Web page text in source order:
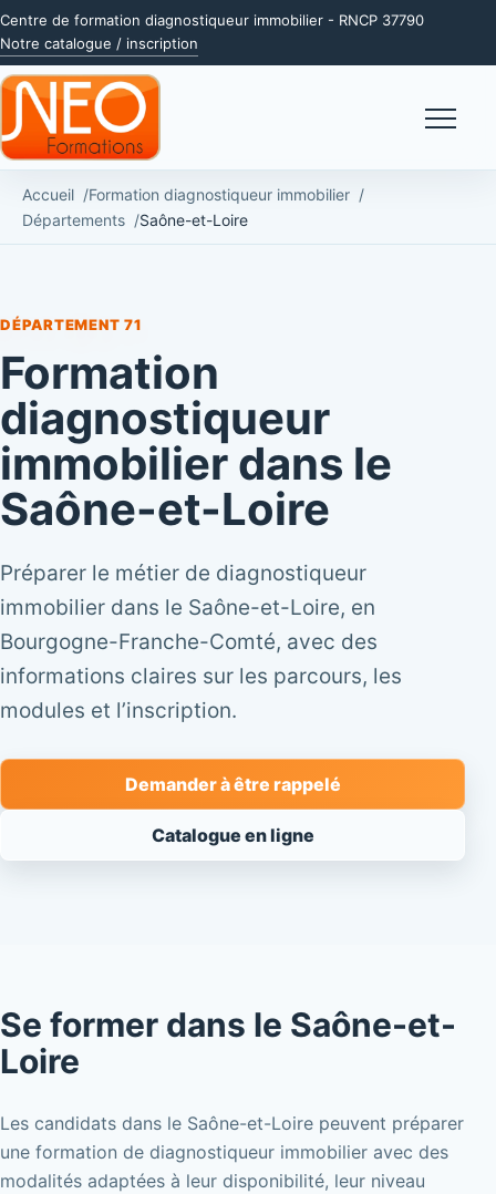
Centre de formation diagnostiqueur immobilier - RNCP 37790
Notre catalogue / inscription
Accueil
Formation diagnostiqueur immobilier
Départements
Saône-et-Loire
DÉPARTEMENT 71
Formation
diagnostiqueur
immobilier dans le
Saône-et-Loire
Préparer le métier de diagnostiqueur
immobilier dans le Saône-et-Loire, en
Bourgogne-Franche-Comté, avec des
informations claires sur les parcours, les
modules et l’inscription.
Demander à être rappelé
Catalogue en ligne
Se former dans le Saône-et-
Loire
Les candidats dans le Saône-et-Loire peuvent préparer
une formation de diagnostiqueur immobilier avec des
modalités adaptées à leur disponibilité, leur niveau